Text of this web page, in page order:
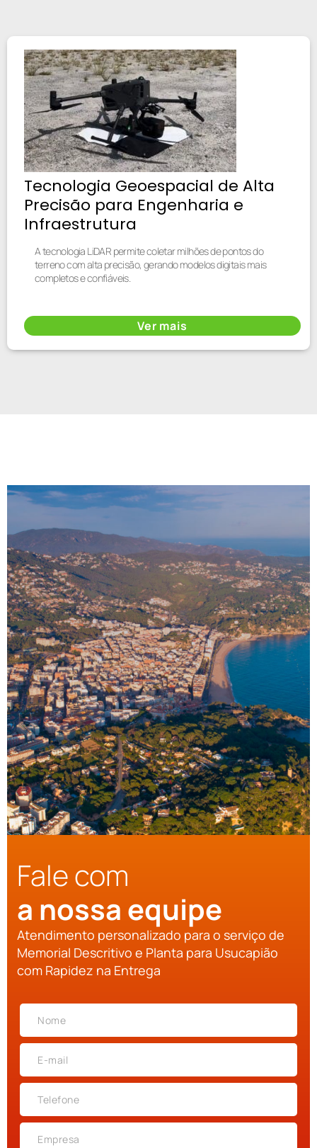
Tecnologia Geoespacial de Alta
Precisão para Engenharia e
Infraestrutura
A tecnologia LiDAR permite coletar milhões de pontos do
terreno com alta precisão, gerando modelos digitais mais
completos e confiáveis.
Ver mais
Fale com
a nossa equipe
Atendimento personalizado para o serviço de
Memorial Descritivo e Planta para Usucapião
com Rapidez na Entrega